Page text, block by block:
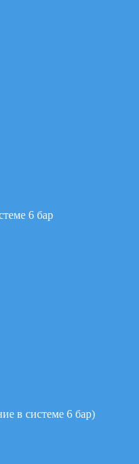
6 бар
в системе 6 бар)